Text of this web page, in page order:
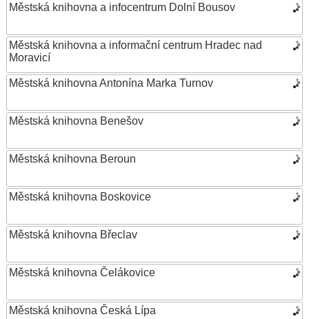
Městská knihovna a infocentrum Dolní Bousov
Městská knihovna a informační centrum Hradec nad
Moravicí
Městská knihovna Antonína Marka Turnov
Městská knihovna Benešov
Městská knihovna Beroun
Městská knihovna Boskovice
Městská knihovna Břeclav
Městská knihovna Čelákovice
Městská knihovna Česká Lípa